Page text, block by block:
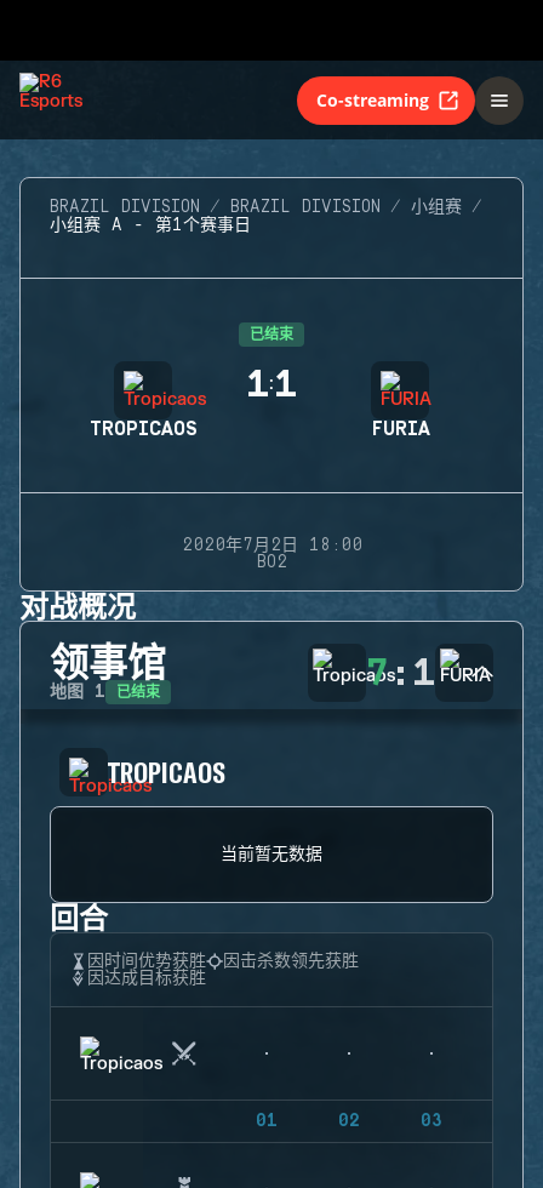
Co-streaming
BRAZIL DIVISION BRAZIL DIVISION
小组赛
小组赛 A - 第1个赛事日
已结束
TROPICAOS
1:1
FURIA
2020年7月2日 18:00
BO2
对战概况
领事馆
地图 1 已结束 7: 1
TROPICAOS
当前暂无数据
回合
因时间优势获胜
因击杀数领先获胜
因达成目标获胜
01 02 03